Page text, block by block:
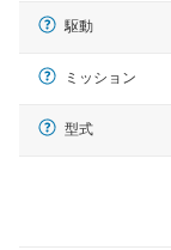
駆動
ミッション
型式